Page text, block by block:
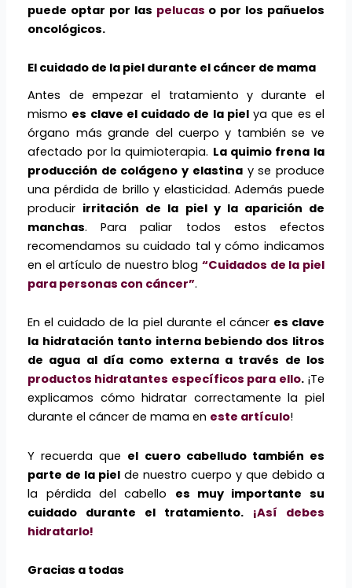
puede optar por las pelucas o por los pañuelos
oncológicos.
El cuidado de la piel durante el cáncer de mama
Antes de empezar el tratamiento y durante el
mismo es clave el cuidado de la pielya que es el
órgano más grande del cuerpo y también se ve
afectado por la quimioterapia. La quimio frena la
producción de colágeno y elastinay se produce
una pérdida de brillo y elasticidad. Además puede
producir irritación de la piel y la aparición de
manchas. Para paliar todos estos efectos
recomendamos su cuidado tal y cómo indicamos
en el artículo de nuestro blog “Cuidados de la piel
para personas con cáncer”.
En el cuidado de la piel durante el cáncer es clave
la hidratación tanto interna bebiendo dos litros
de agua al día como externa a través de los
productos hidratantes específicos para ello.¡Te
explicamos cómo hidratar correctamente la piel
durante el cáncer de mama en este artículo!
Y recuerda que el cuero cabelludo también es
parte de la piel de nuestro cuerpo y que debido a
la pérdida del cabello es muy importante su
cuidado durante el tratamiento.
¡Así debes
hidratarlo!
Gracias a todas